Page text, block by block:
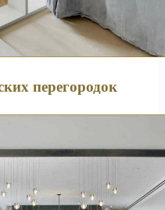
перегородок